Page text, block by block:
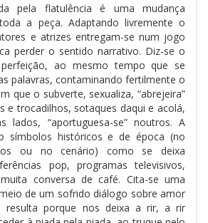
pela flatulência é uma mudança
a peça. Adaptando livremente o
e atrizes entregam-se num jogo
perder o sentido narrativo. Diz-se o
ao mesmo tempo que se
palavras, contaminando fertilmente o
que o subverte, sexualiza, “abrejeira”
e trocadilhos, sotaques daqui e acolá,
lados, “aportuguesa-se” noutros. A
símbolos históricos e de época (no
ou no cenário) como se deixa
pop, programas televisivos,
conversa de café. Cita-se uma
de um sofrido diálogo sobre amor
resulta porque nos deixa a rir, a rir